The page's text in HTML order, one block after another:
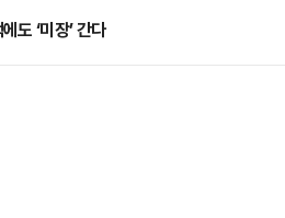
도 ‘미장’ 간다